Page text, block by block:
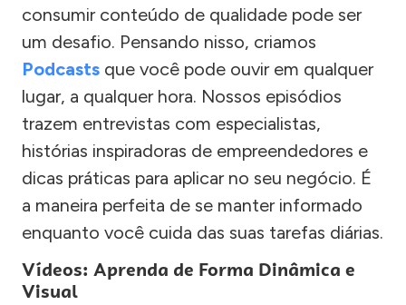
consumir conteúdo de qualidade pode ser
um desafio. Pensando nisso, criamos
Podcasts que você pode ouvir em qualquer
lugar, a qualquer hora. Nossos episódios
trazem entrevistas com especialistas,
histórias inspiradoras de empreendedores e
dicas práticas para aplicar no seu negócio. É
a maneira perfeita de se manter informado
enquanto você cuida das suas tarefas diárias.
Vídeos: Aprenda de Forma Dinâmica e
Visual